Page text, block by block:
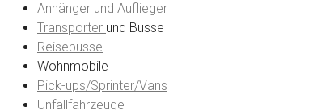
Anhänger und Auflieger
Transporter und Busse
Reisebusse
Wohnmobile
Pick-ups/Sprinter/Vans
Unfallfahrzeuge